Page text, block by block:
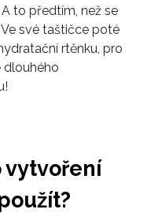
A to předtím, než se
své taštičce poté
rtěnku, pro
vytvoření